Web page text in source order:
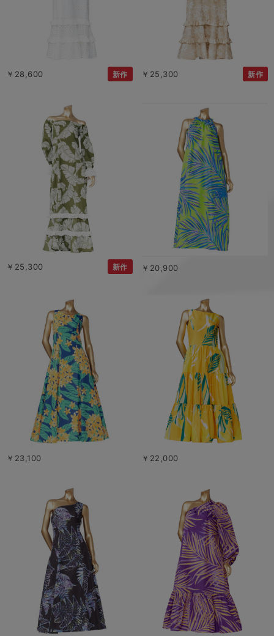
￥28,600 新作 ￥25,300 新作
￥25,300 新作 ￥20,900
￥23,100 ￥22,000